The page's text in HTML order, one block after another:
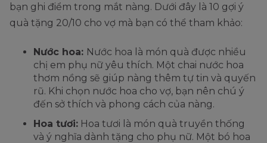
bạn ghi điểm trong mắt nàng. Dưới đây là 10 gợi ý
quà tặng 20/10 cho vợ mà bạn có thể tham khảo:
Nước hoa: Nước hoa là món quà được nhiều
chị em phụ nữ yêu thích. Một chai nước hoa
thơm nồng sẽ giúp nàng thêm tự tin và quyến
rũ. Khi chọn nước hoa cho vợ, bạn nên chú ý
đến sở thích và phong cách của nàng.
Hoa tươi: Hoa tươi là món quà truyền thống
và ý nghĩa dành tặng cho phụ nữ. Một bó hoa